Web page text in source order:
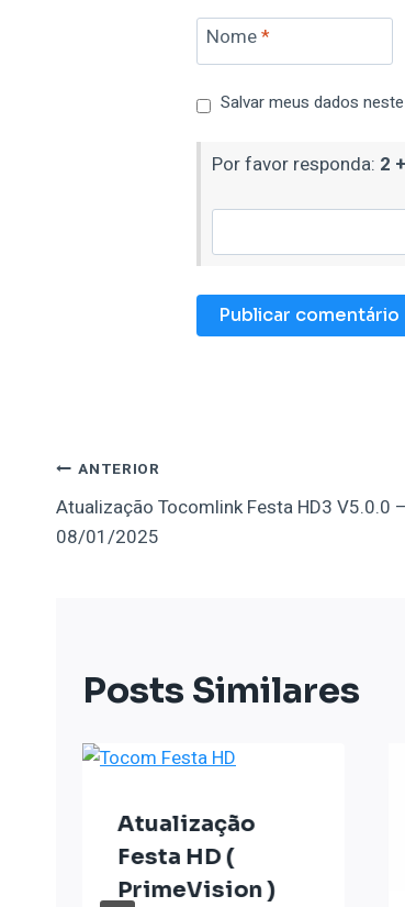
Nome*
Salvar meus dados
Por favor responda: 2
Navegação
De
ANTERIOR
Atualização Tocomlink Festa HD3 V5.0.0 –
08/01/2025
Posts Similares
Atualização
Festa HD (
PrimeVision )